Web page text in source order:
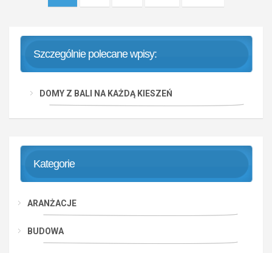
wpisów
Szczególnie polecane wpisy:
DOMY Z BALI NA KAŻDĄ KIESZEŃ
Kategorie
ARANŻACJE
BUDOWA